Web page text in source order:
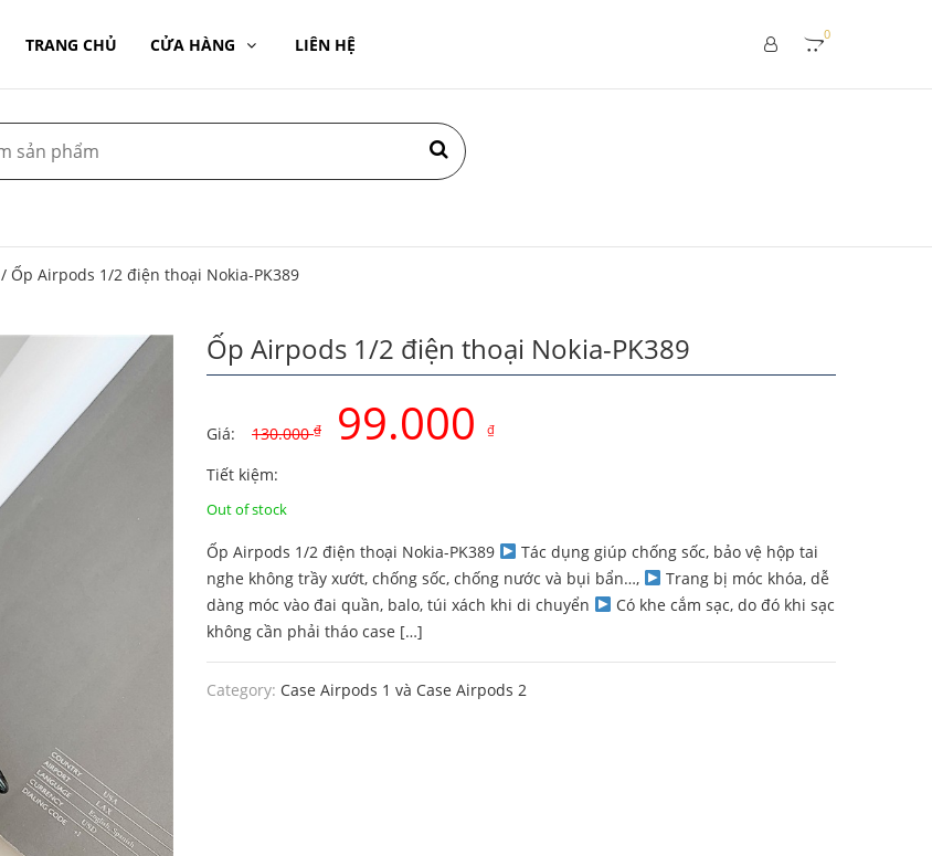
TRANG CHỦ CỬA HÀNG LIÊN HỆ 0
/ Ốp Airpods 1/2 điện thoại Nokia-PK389
Ốp Airpods 1/2 điện thoại Nokia-PK389
Giá: 130.000₫
Original
price
was:
130.000 ₫.
99.000 ₫
Current
price
is:
99.000 ₫.
Tiết kiệm:
Out of stock
Ốp Airpods 1/2 điện thoại Nokia-PK389
Tác dụng giúp chống sốc, bảo vệ hộp tai
nghe không trầy xướt, chống sốc, chống nước và bụi bẩn…,
Trang bị móc khóa, dễ
dàng móc vào đai quần, balo, túi xách khi di chuyển
Có khe cắm sạc, do đó khi sạc
không cần phải tháo case […]
Category: Case Airpods 1 và Case Airpods 2